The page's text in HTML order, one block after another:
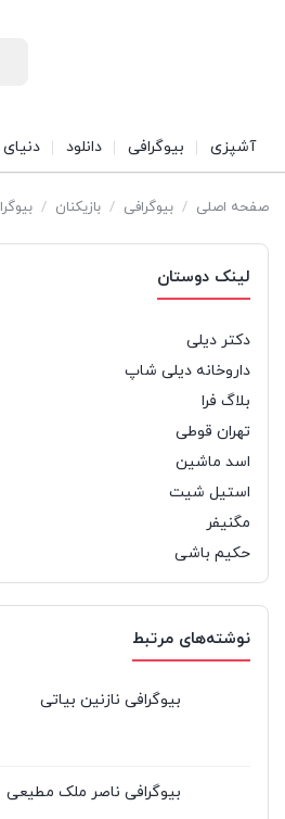
آشپزی بیوگرافی دانلود
صفحه اصلی / بیوگرافی / بازیکنان /
لینک دوستان
دکتر دیلی
داروخانه دیلی شاپ
بلاگ فرا
تهران قوطی
اسد ماشین
استیل شیت
مگنیفر
حکیم باشی
نوشته‌های مرتبط
بیوگرافی نازنین بیاتی
بیوگرافی ناصر ملک مطیعی